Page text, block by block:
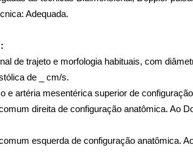
Adequada.
de trajeto e morfologia habituais, com
de _ cm/s.
direita de configuração anatômica. Ao
esquerda de configuração anatômica.